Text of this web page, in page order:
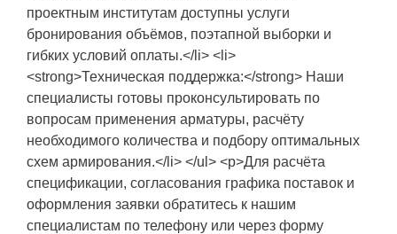
проектным институтам доступны услуги
бронирования объёмов, поэтапной выборки и
гибких условий оплаты.</li> <li>
<strong>Техническая поддержка:</strong> Наши
специалисты готовы проконсультировать по
вопросам применения арматуры, расчёту
необходимого количества и подбору оптимальных
схем армирования.</li> </ul> <p>Для расчёта
спецификации, согласования графика поставок и
оформления заявки обратитесь к нашим
специалистам по телефону или через форму